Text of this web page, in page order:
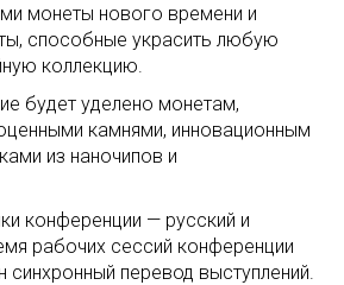
монеты нового времени и
способные украсить любую
коллекцию.
будет уделено монетам,
камнями, инновационным
из наночипов и
конференции — русский и
рабочих сессий конференции
синхронный перевод выступлений.